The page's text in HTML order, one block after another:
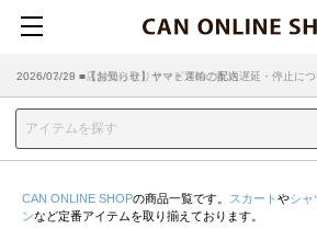
2026/07/29 ■【お知らせ】ヤマト運輸の配送遅延・停止につ
2026/03/18 ■店舗受け取りサービスのご案内
CAN ONLINE SHOPの商品一覧です。 スカート やシャ
ンなど定番アイテムを取り揃えております。